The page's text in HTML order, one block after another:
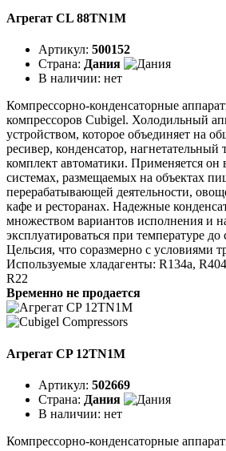
Агрегат CL 88TN1M
Артикул: 500152
Страна: Дания
В наличии: нет
Компрессорно-конденсаторные
компрессоров Cubigel. Холодильный
устройством, которое объединяет на
ресивер, конденсатор,
комплект автоматики. Применяется он
системах, размещаемых на объектах
перерабатывающей деятельности,
кафе и ресторанах. Надежные
множеством вариантов исполнения и
эксплуатироваться при температуре до
Цельсия, что соразмерно с условиями
Используемые хладагенты: R134a,
R22
Временно не продается
Агрегат CP 12TN1M
Артикул: 502669
Страна: Дания
В наличии: нет
Компрессорно-конденсаторные